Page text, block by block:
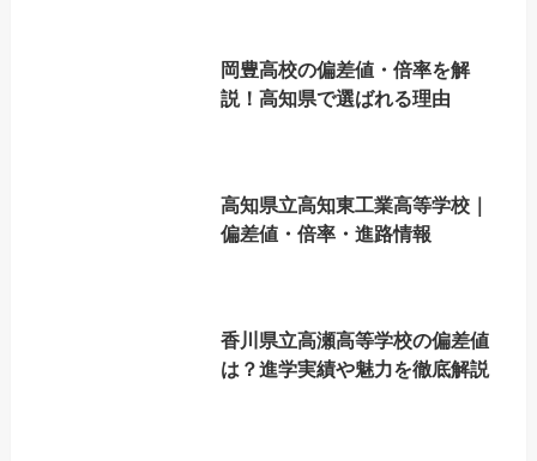
岡豊高校の偏差値・倍率を解
説！高知県で選ばれる理由
高知県立高知東工業高等学校｜
偏差値・倍率・進路情報
香川県立高瀬高等学校の偏差値
は？進学実績や魅力を徹底解説